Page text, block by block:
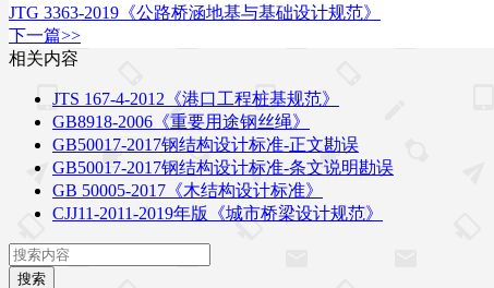
JTG 3363-2019《公路桥涵地基与基础设计规范》
下一篇>>
相关内容
JTS 167-4-2012《港口工程桩基规范》
GB8918-2006《重要用途钢丝绳》
GB50017-2017钢结构设计标准-正文勘误
GB50017-2017钢结构设计标准-条文说明勘误
GB 50005-2017《木结构设计标准》
CJJ11-2011-2019年版《城市桥梁设计规范》
搜索